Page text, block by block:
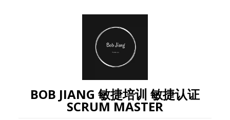
BOB JIANG 敏捷培训 敏捷认证
SCRUM MASTER